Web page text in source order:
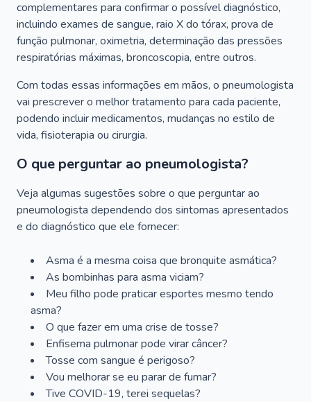
complementares para confirmar o possível diagnóstico,
incluindo exames de sangue, raio X do tórax, prova de
função pulmonar, oximetria, determinação das pressões
respiratórias máximas, broncoscopia, entre outros.
Com todas essas informações em mãos, o pneumologista
vai prescrever o melhor tratamento para cada paciente,
podendo incluir medicamentos, mudanças no estilo de
vida, fisioterapia ou cirurgia.
O que perguntar ao pneumologista?
Veja algumas sugestões sobre o que perguntar ao
pneumologista dependendo dos sintomas apresentados
e do diagnóstico que ele fornecer:
Asma é a mesma coisa que bronquite asmática?
As bombinhas para asma viciam?
Meu filho pode praticar esportes mesmo tendo
asma?
O que fazer em uma crise de tosse?
Enfisema pulmonar pode virar câncer?
Tosse com sangue é perigoso?
Vou melhorar se eu parar de fumar?
Tive COVID-19, terei sequelas?